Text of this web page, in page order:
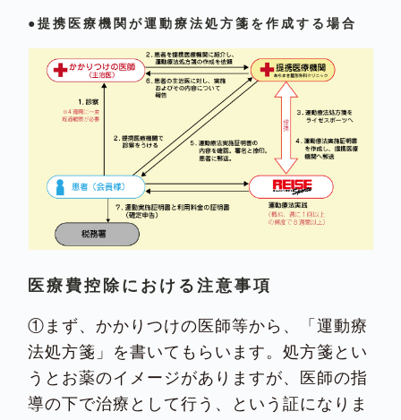
●提携医療機関が運動療法処方箋を作成する場合
医療費控除における注意事項
①まず、かかりつけの医師等から、「運動療
法処方箋」を書いてもらいます。処方箋とい
うとお薬のイメージがありますが、医師の指
導の下で治療として行う、という証になりま